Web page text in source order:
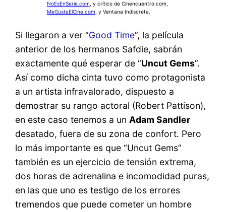
NoEsEnSerie.com , y crítico de Cinencuentro.com,
MeGustaElCine.com , y Ventana Indiscreta.
Si llegaron a ver “Good Time”, la película
anterior de los hermanos Safdie, sabrán
exactamente qué esperar de “Uncut Gems”.
Así como dicha cinta tuvo como protagonista
a un artista infravalorado, dispuesto a
demostrar su rango actoral (Robert Pattison),
en este caso tenemos a un Adam Sandler
desatado, fuera de su zona de confort. Pero
lo más importante es que “Uncut Gems”
también es un ejercicio de tensión extrema,
dos horas de adrenalina e incomodidad puras,
en las que uno es testigo de los errores
tremendos que puede cometer un hombre